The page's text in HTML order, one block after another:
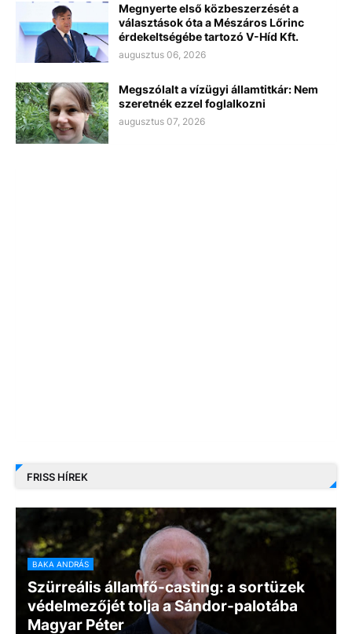
Megnyerte első közbeszerzését a
választások óta a Mészáros Lőrinc
érdekeltségébe tartozó V-Híd Kft.
augusztus 06, 2026
Megszólalt a vízügyi államtitkár: Nem
szeretnék ezzel foglalkozni
augusztus 07, 2026
FRISS HÍREK
BAKA ANDRÁS
Szürreális államfő-casting: a sortüzek
védelmezőjét tolja a Sándor-palotába
Magyar Péter